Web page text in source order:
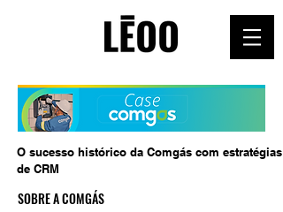
O sucesso histórico da Comgás com estratégias
de CRM
SOBRE A COMGÁS